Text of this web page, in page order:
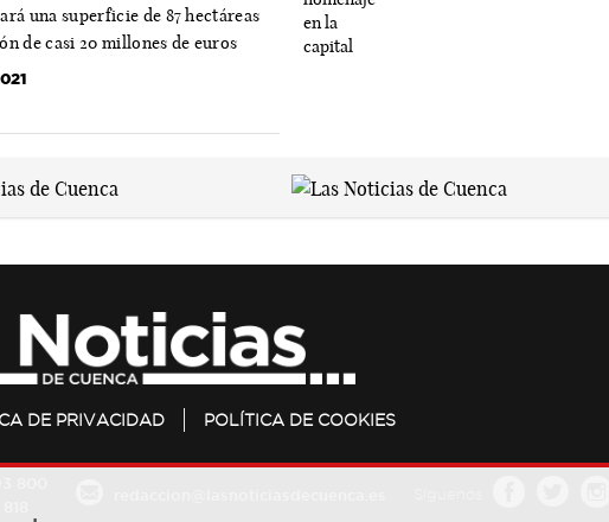
una superficie de 87 hectáreas
de casi 20 millones de euros
DE PRIVACIDAD POLÍTICA DE COOKIES